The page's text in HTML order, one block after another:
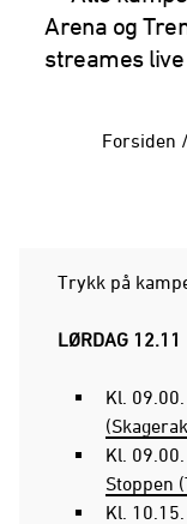
Arena og
streames
Forsiden /
Trykk på
LØRDAG 12.11
Kl.
Kl.
Stoppen
Kl.